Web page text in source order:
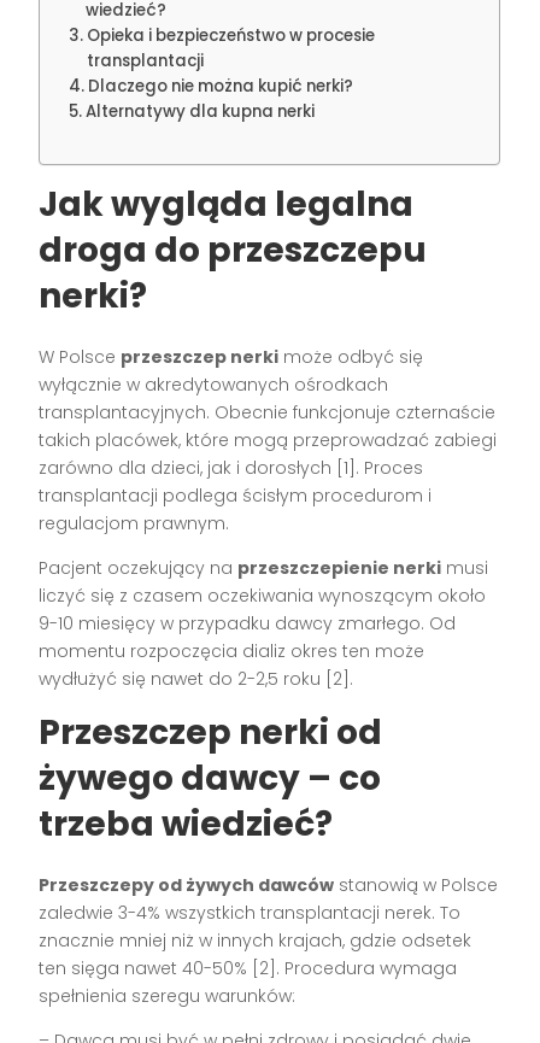
wiedzieć?
Opieka i bezpieczeństwo w procesie
transplantacji
Dlaczego nie można kupić nerki?
Alternatywy dla kupna nerki
Jak wygląda legalna
droga do przeszczepu
nerki?
W Polsce przeszczep nerki może odbyć się
wyłącznie w akredytowanych ośrodkach
transplantacyjnych. Obecnie funkcjonuje czternaście
takich placówek, które mogą przeprowadzać zabiegi
zarówno dla dzieci, jak i dorosłych [1]. Proces
transplantacji podlega ścisłym procedurom i
regulacjom prawnym.
Pacjent oczekujący na przeszczepienie nerki musi
liczyć się z czasem oczekiwania wynoszącym około
9-10 miesięcy w przypadku dawcy zmarłego. Od
momentu rozpoczęcia dializ okres ten może
wydłużyć się nawet do 2-2,5 roku [2].
Przeszczep nerki od
żywego dawcy – co
trzeba wiedzieć?
Przeszczepy od żywych dawców stanowią w Polsce
zaledwie 3-4% wszystkich transplantacji nerek. To
znacznie mniej niż w innych krajach, gdzie odsetek
ten sięga nawet 40-50% [2]. Procedura wymaga
spełnienia szeregu warunków: